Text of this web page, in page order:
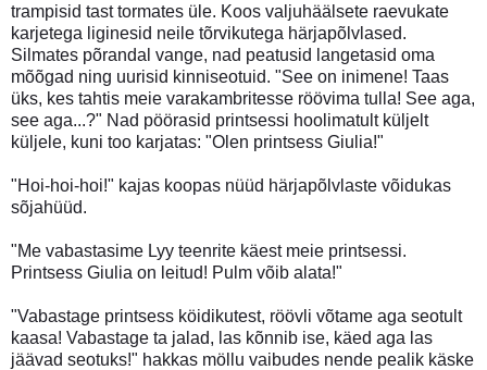
trampisid tast tormates üle. Koos valjuhäälsete raevukate
karjetega liginesid neile tõrvikutega härjapõlvlased.
Silmates põrandal vange, nad peatusid langetasid oma
mõõgad ning uurisid kinniseotuid. "See on inimene! Taas
üks, kes tahtis meie varakambritesse röövima tulla! See aga,
see aga...?" Nad pöörasid printsessi hoolimatult küljelt
küljele, kuni too karjatas: "Olen printsess Giulia!"
"Hoi-hoi-hoi!" kajas koopas nüüd härjapõlvlaste võidukas
sõjahüüd.
"Me vabastasime Lyy teenrite käest meie printsessi.
Printsess Giulia on leitud! Pulm võib alata!"
"Vabastage printsess köidikutest, röövli võtame aga seotult
kaasa! Vabastage ta jalad, las kõnnib ise, käed aga las
jäävad seotuks!" hakkas möllu vaibudes nende pealik käske